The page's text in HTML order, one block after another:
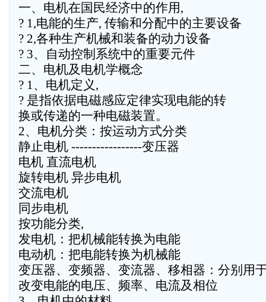
一、电机在国民经济中的作用,
? 1,电能的生产, 传输和分配中的主要设备
? 2,各种生产机械和装备的动力设备
? 3、自动控制系统中的重要元件
二、电机及电机学概念
? 1、电机定义,
? 是指依据电磁感应定律实现电能的转
换或传递的一种电磁装置。
2、电机分类：按运动方式分类
静止电机 -----------------变压器
电机 直流电机
旋转电机 异步电机
交流电机
同步电机
按功能分类,
发电机：把机械能转换为电能
电动机：把电能转换为机械能
变压器、变频器、变流器、移相器：分别用
改变电能的电压、频率、电流及相位